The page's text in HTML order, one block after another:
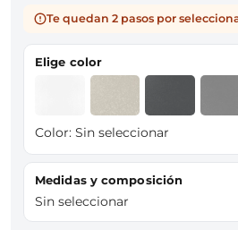
Te quedan 2 pasos por
Elige color
Color: Sin seleccionar
Medidas y composición
Sin seleccionar